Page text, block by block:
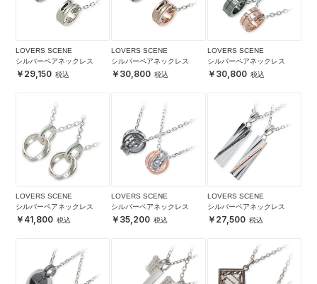
LOVERS SCENE
シルバーペアネックレス
29,150
LOVERS SCENE
シルバーペアネックレス
30,800
LOVERS SCENE
シルバーペアネックレス
30,800
LOVERS SCENE
シルバーペアネックレス
41,800
LOVERS SCENE
シルバーペアネックレス
35,200
LOVERS SCENE
シルバーペアネックレス
27,500